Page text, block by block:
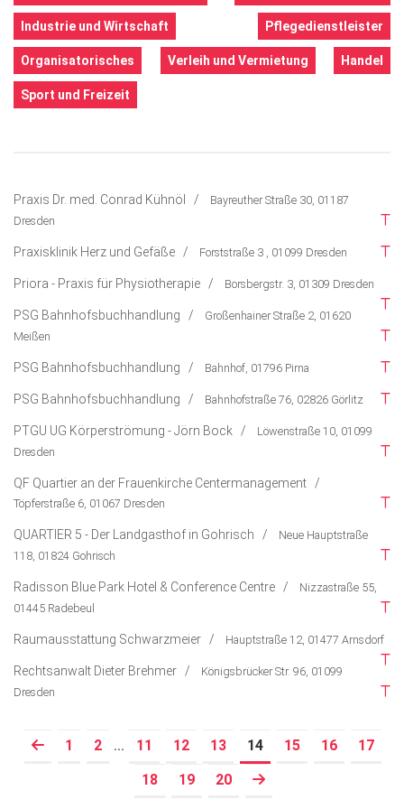
Lifestyle
Ausflug & Reise
Podcast
Industrie und Wirtschaft Pflegedienstleister
Organisatorisches Verleih und Vermietung Handel
Sport und Freizeit
Praxis Dr. med. Conrad Kühnöl / Bayreuther Straße 30, 01187
Dresden
Praxisklinik Herz und Gefäße / Forststraße 3 , 01099 Dresden
Priora - Praxis für Physiotherapie / Borsbergstr. 3, 01309 Dresden
PSG Bahnhofsbuchhandlung / Großenhainer Straße 2, 01620
Meißen
PSG Bahnhofsbuchhandlung / Bahnhof, 01796 Pirna
PSG Bahnhofsbuchhandlung / Bahnhofstraße 76, 02826 Görlitz
PTGU UG Körperströmung - Jörn Bock / Löwenstraße 10, 01099
Dresden
QF Quartier an der Frauenkirche Centermanagement /
Töpferstraße 6, 01067 Dresden
QUARTIER 5 - Der Landgasthof in Gohrisch / Neue Hauptstraße
118, 01824 Gohrisch
Radisson Blue Park Hotel & Conference Centre / Nizzastraße 55,
01445 Radebeul
Raumausstattung Schwarzmeier / Hauptstraße 12, 01477 Arnsdorf
Rechtsanwalt Dieter Brehmer / Königsbrücker Str. 96, 01099
Dresden
Prev
1 2 ... 11 12 13 14 (current)
15 16
17
18
19 20 Prev